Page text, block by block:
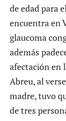
de edad para
encuentra en
glaucoma
además
afectación en
Abreu, al
madre, tuvo
de tres